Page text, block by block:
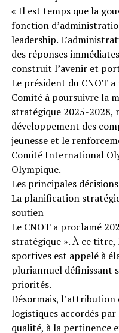
« Il est temps que la
fonction
leadership.
des réponses
construit l’avenir et
Le président du CNOT
Comité à poursuivre la
stratégique 2025-2028,
développement des
jeunesse et le
Comité International
Olympique.
Les principales
La planification
soutien
Le CNOT a proclamé
stratégique ». À ce titre,
sportives est appelé à
pluriannuel définissant
priorités.
Désormais, l’attribution
logistiques accordés
qualité, à la pertinence